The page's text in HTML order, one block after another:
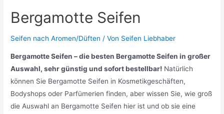
Bergamotte Seifen
Seifen nach Aromen/Düften / Von Seifen Liebhaber
Bergamotte Seifen – die besten Bergamotte Seifen in großer
Auswahl, sehr günstig und sofort bestellbar! Natürlich
können Sie Bergamotte Seifen in Kosmetikgeschäften,
Bodyshops oder Parfümerien finden, aber wissen Sie, wie groß
die Auswahl an Bergamotte Seifen hier ist und ob sie eine